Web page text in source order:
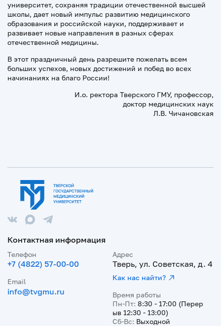
университет, сохраняя традиции отечественной высшей
школы, дает новый импульс развитию медицинского
образования и российской науки, поддерживает и
развивает новые направления в разных сферах
отечественной медицины.
В этот праздничный день разрешите пожелать всем
больших успехов, новых достижений и побед во всех
начинаниях на благо России!
И.о. ректора Тверского ГМУ, профессор,
доктор медицинских наук
Л.В. Чичановская
Контактная информация
Телефон
+7 (4822) 57-00-00
Email
info@tvgmu.ru
Адрес
Тверь, ул. Советская, д. 4
Как нас найти?
Время работы
Пн-Пт: 8:30 - 17:00 (Перер
ыв 12:30 - 13:00)
Сб-Вс: Выходной